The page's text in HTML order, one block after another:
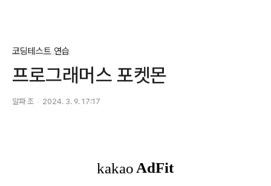
코딩테스트 연습
프로그래머스 포켓몬
알파 조 2024. 3. 9. 17:17